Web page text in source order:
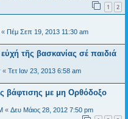
1 2
« Πέμ Σεπ 19, 2013 11:30 am
τῆς βασκανίας σέ παιδιά
« Τετ Ιαν 23, 2013 6:58 am
βάφτισης με μη Ορθόδοξο
« Δευ Μάιος 28, 2012 7:50 pm